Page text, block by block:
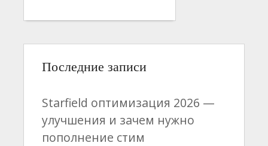
Последние записи
Starfield оптимизация 2026 —
улучшения и зачем нужно
пополнение стим